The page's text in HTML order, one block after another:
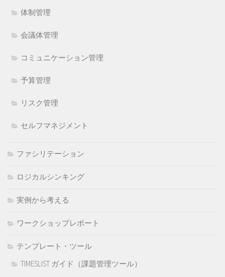
体制管理
会議体管理
コミュニケーション管理
予算管理
リスク管理
セルフマネジメント
ファシリテーション
ロジカルシンキング
実例から考える
ワークショップレポート
テンプレート・ツール
TIMESLIST ガイド（課題管理ツール）